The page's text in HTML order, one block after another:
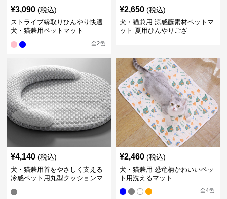
¥3,090 (税込)
ストライプ縁取りひんやり快適
犬・猫兼用ペットマット
全2色
¥2,650 (税込)
犬・猫兼用 涼感藤素材ペットマ
ット 夏用ひんやりござ
¥4,140 (税込)
犬・猫兼用首をやさしく支える
冷感ペット用丸型クッションマ
¥2,460 (税込)
犬・猫兼用 恐竜柄かわいいペッ
ト用洗えるマット
全4色